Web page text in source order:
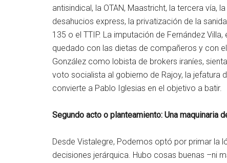
antisindical, la OTAN, Maastricht, la tercera vía,
desahucios express, la privatización de la
135 o el TTIP. La imputación de Fernández
quedado con las dietas de compañeros y con
González como lobista de brokers iraníes,
voto socialista al gobierno de Rajoy, la jefatura
convierte a Pablo Iglesias en el objetivo a batir.
Segundo acto o planteamiento: Una maquinaria
Desde Vistalegre, Podemos optó por primar la
decisiones jerárquica. Hubo cosas buenas –ni